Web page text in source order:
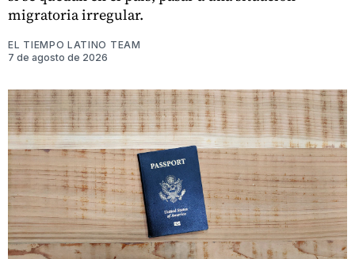
migratoria irregular.
EL TIEMPO LATINO TEAM
7 de agosto de 2026